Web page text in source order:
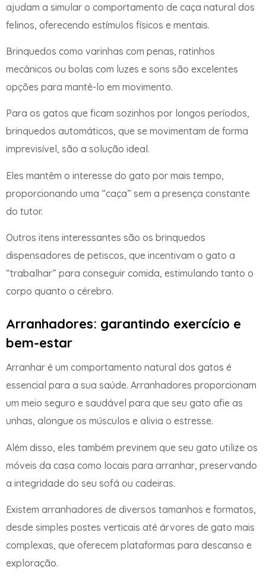
ajudam a simular o comportamento de caça natural dos
felinos, oferecendo estímulos físicos e mentais.
Brinquedos como varinhas com penas, ratinhos
mecânicos ou bolas com luzes e sons são excelentes
opções para mantê-lo em movimento.
Para os gatos que ficam sozinhos por longos períodos,
brinquedos automáticos, que se movimentam de forma
imprevisível, são a solução ideal.
Eles mantêm o interesse do gato por mais tempo,
proporcionando uma “caça” sem a presença constante
do tutor.
Outros itens interessantes são os brinquedos
dispensadores de petiscos, que incentivam o gato a
“trabalhar” para conseguir comida, estimulando tanto o
corpo quanto o cérebro.
Arranhadores: garantindo exercício e
bem-estar
Arranhar é um comportamento natural dos gatos é
essencial para a sua saúde. Arranhadores proporcionam
um meio seguro e saudável para que seu gato afie as
unhas, alongue os músculos e alivia o estresse.
Além disso, eles também previnem que seu gato utilize os
móveis da casa como locais para arranhar, preservando
a integridade do seu sofá ou cadeiras.
Existem arranhadores de diversos tamanhos e formatos,
desde simples postes verticais até árvores de gato mais
complexas, que oferecem plataformas para descanso e
exploração.